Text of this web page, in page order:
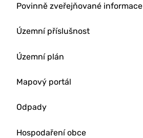
Povinně zveřejňované informace
Územní příslušnost
Územní plán
Mapový portál
Odpady
Hospodaření obce